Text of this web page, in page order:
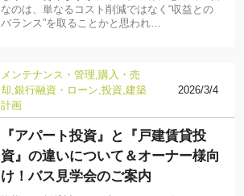
なのは、単なるコスト削減ではなく“収益との
バランス”を取ることかと思われ…
メンテナンス・管理 購入・売
却 銀行融資・ローン 投資 建築
計画
2026/3/4
『アパート投資』と『戸建賃貸投
資』の違いについて＆オーナー様向
け！バス見学会のご案内